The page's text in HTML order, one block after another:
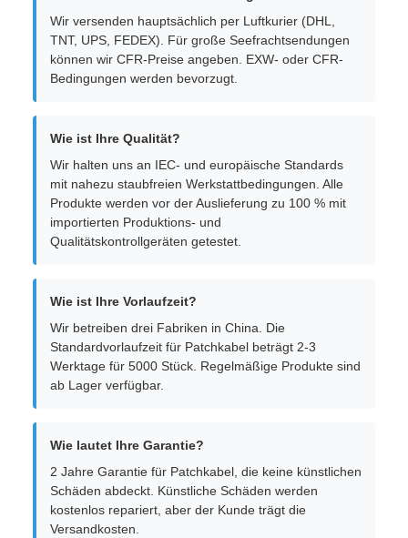
Wir versenden hauptsächlich per Luftkurier (DHL,
TNT, UPS, FEDEX). Für große Seefrachtsendungen
können wir CFR-Preise angeben. EXW- oder CFR-
Bedingungen werden bevorzugt.
Wie ist Ihre Qualität?
Wir halten uns an IEC- und europäische Standards
mit nahezu staubfreien Werkstattbedingungen. Alle
Produkte werden vor der Auslieferung zu 100 % mit
importierten Produktions- und
Qualitätskontrollgeräten getestet.
Wie ist Ihre Vorlaufzeit?
Wir betreiben drei Fabriken in China. Die
Standardvorlaufzeit für Patchkabel beträgt 2-3
Werktage für 5000 Stück. Regelmäßige Produkte sind
ab Lager verfügbar.
Wie lautet Ihre Garantie?
2 Jahre Garantie für Patchkabel, die keine künstlichen
Schäden abdeckt. Künstliche Schäden werden
kostenlos repariert, aber der Kunde trägt die
Versandkosten.